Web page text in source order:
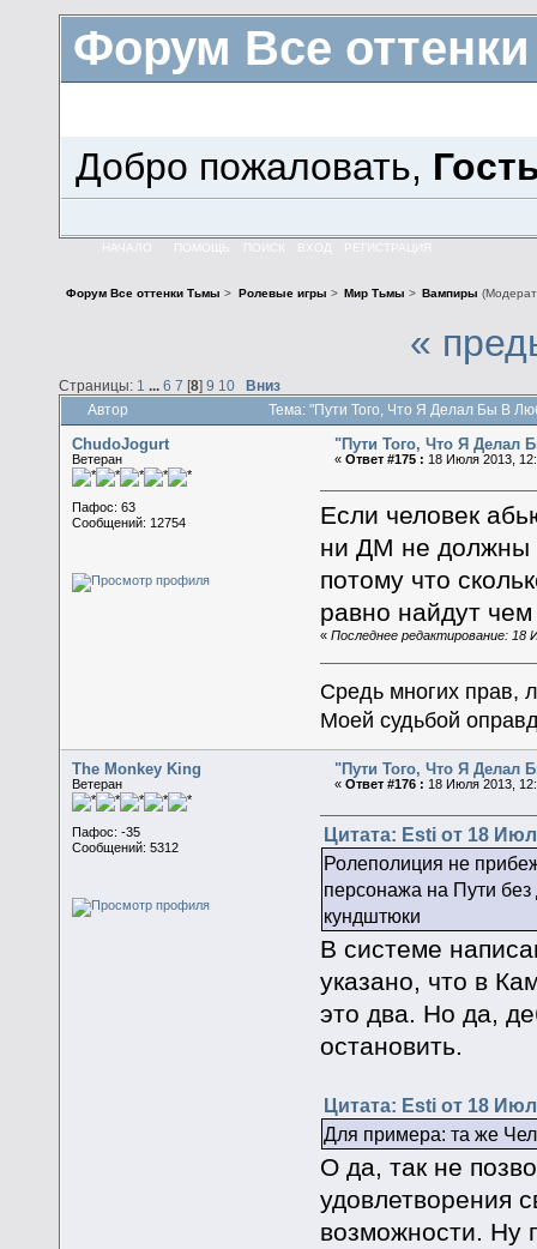
Форум Все
Добро пожаловать,
НАЧАЛО ПОМОЩЬ ВХОД РЕГИСТРАЦИЯ
Форум Все оттенки Тьмы > Ролевые игры > Мир Тьмы > Вампиры
«
Страницы: 1 ... 6 7 [8] 9 10 Вниз
Автор Тема: "Пути Того, Что Я Делал Бы В
ChudoJogurt
Ветеран
Пафос: 63
Сообщений: 12754
"Пути Того, Что Я
«Ответ #175 : 18 Июля 2013,
Если человек
ни ДМ не должны
потому что
равно найдут чем
« Последнее редактирование: 18
Средь многих прав,
Моей судьбой
The Monkey King
Ветеран
Пафос: -35
Сообщений: 5312
"Пути Того, Что Я
«Ответ #176 : 18 Июля 2013,
Цитата: Esti от 18
Ролеполиция не
персонажа на Пути без
кундштюки
В системе
указано, что в
это два. Но да,
остановить.
Цитата: Esti от 18
Для примера: та же
О да, так не
удовлетворения
возможности. Ну